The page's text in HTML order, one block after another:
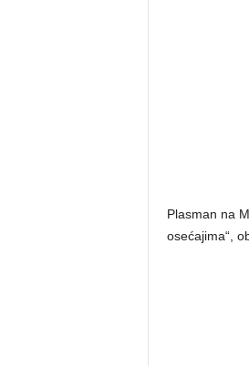
Plasman na
osećajima“,